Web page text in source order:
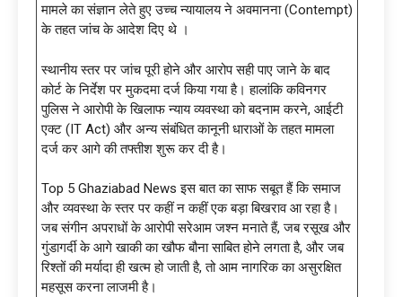
मामले का संज्ञान लेते हुए उच्च न्यायालय ने अवमानना (Contempt)
के तहत जांच के आदेश दिए थे ।
स्थानीय स्तर पर जांच पूरी होने और आरोप सही पाए जाने के बाद
कोर्ट के निर्देश पर मुकदमा दर्ज किया गया है। हालांकि कविनगर
पुलिस ने आरोपी के खिलाफ न्याय व्यवस्था को बदनाम करने, आईटी
एक्ट (IT Act) और अन्य संबंधित कानूनी धाराओं के तहत मामला
दर्ज कर आगे की तफ्तीश शुरू कर दी है।
Top 5 Ghaziabad News इस बात का साफ सबूत हैं कि समाज
और व्यवस्था के स्तर पर कहीं न कहीं एक बड़ा बिखराव आ रहा है।
जब संगीन अपराधों के आरोपी सरेआम जश्न मनाते हैं, जब रसूख और
गुंडागर्दी के आगे खाकी का खौफ बौना साबित होने लगता है, और जब
रिश्तों की मर्यादा ही खत्म हो जाती है, तो आम नागरिक का असुरक्षित
महसूस करना लाजमी है।